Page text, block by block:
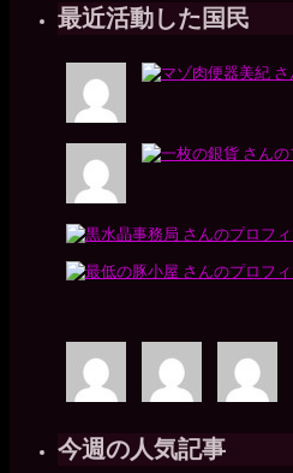
最近活動した国民
今週の人気記事